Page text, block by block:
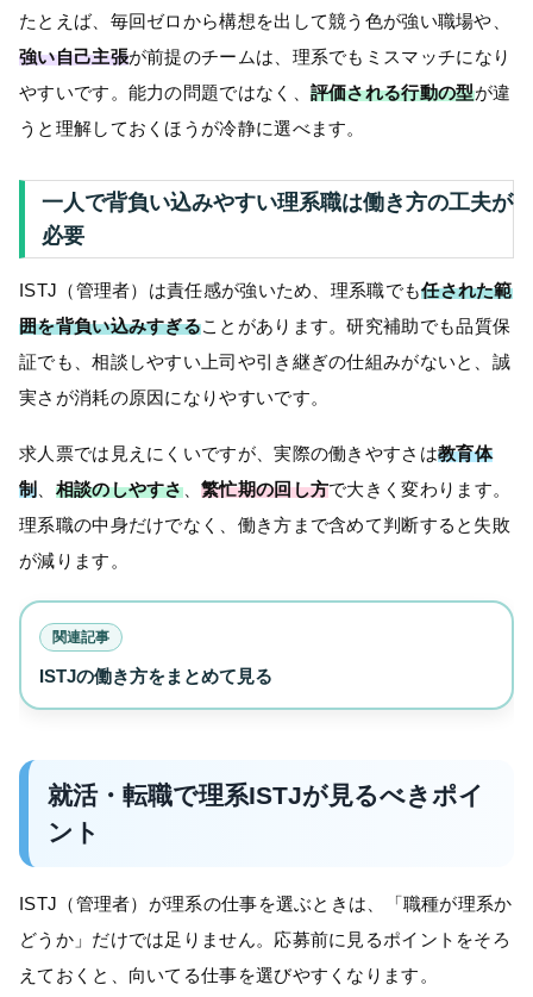
たとえば、毎回ゼロから構想を出して競う色が強い職場や、
強い自己主張が前提のチームは、理系でもミスマッチになり
やすいです。能力の問題ではなく、 評価される行動の型が違
うと理解しておくほうが冷静に選べます。
一人で背負い込みやすい理系職は働き方の工夫が
必要
ISTJ（管理者）は責任感が強いため、理系職でも任された範
囲を背負い込みすぎることがあります。研究補助でも品質保
証でも、相談しやすい上司や引き継ぎの仕組みがないと、誠
実さが消耗の原因になりやすいです。
求人票では見えにくいですが、実際の働きやすさは教育体
制、 相談のしやすさ、繁忙期の回し方で大きく変わります。
理系職の中身だけでなく、働き方まで含めて判断すると失敗
が減ります。
関連記事
ISTJの働き方をまとめて見る
就活・転職で理系ISTJが見るべきポイ
ント
ISTJ（管理者）が理系の仕事を選ぶときは、「職種が理系か
どうか」だけでは足りません。応募前に見るポイントをそろ
えておくと、向いてる仕事を選びやすくなります。